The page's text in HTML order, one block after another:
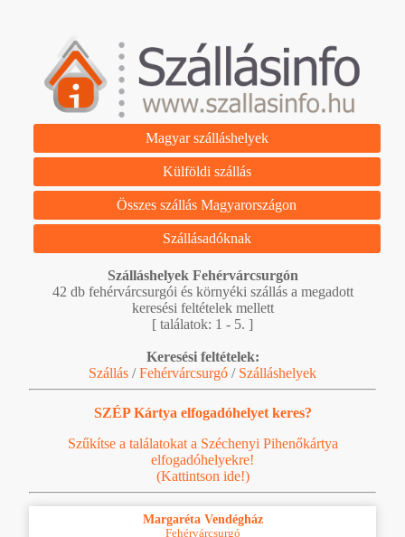
Magyar szálláshelyek
Külföldi szállás
Összes szállás Magyarországon
Szállásadóknak
Szálláshelyek Fehérvárcsurgón
42 db fehérvárcsurgói és környéki szállás a megadott
keresési feltételek mellett
[ találatok: 1 - 5. ]
Keresési feltételek:
Szállás /Fehérvárcsurgó / Szálláshelyek
SZÉP Kártya elfogadóhelyet keres?
Szűkítse a találatokat a Széchenyi Pihenőkártya
elfogadóhelyekre!
(Kattintson ide!)
Margaréta Vendégház
Fehérvárcsurgó